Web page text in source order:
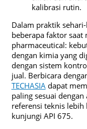
kalibrasi rutin.
Dalam praktik
beberapa faktor
pharmaceu­tical:
dengan kimia yang
dengan sistem
jual. Berbicara
TECHASIA dapat
paling sesuai
referensi teknis
kunjungi API 675.